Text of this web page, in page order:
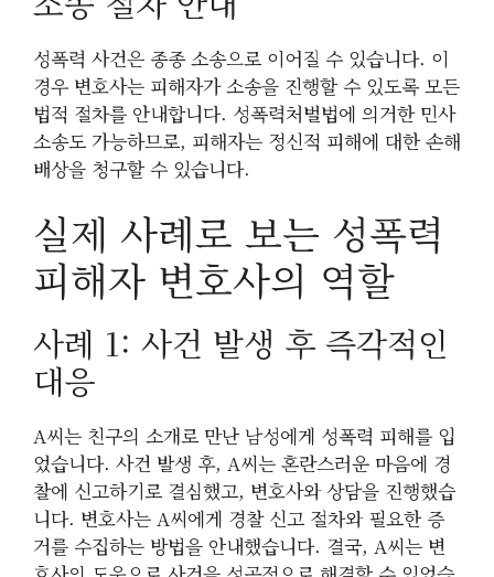
성폭력 사건은 종종 소송으로 이어질 수 있습니다. 이
경우 변호사는 피해자가 소송을 진행할 수 있도록 모든
법적 절차를 안내합니다. 성폭력처벌법에 의거한 민사
소송도 가능하므로, 피해자는 정신적 피해에 대한 손해
배상을 청구할 수 있습니다.
실제 사례로 보는 성폭력
피해자 변호사의 역할
사례 1: 사건 발생 후 즉각적인
대응
A씨는 친구의 소개로 만난 남성에게 성폭력 피해를 입
었습니다. 사건 발생 후, A씨는 혼란스러운 마음에 경
찰에 신고하기로 결심했고, 변호사와 상담을 진행했습
니다. 변호사는 A씨에게 경찰 신고 절차와 필요한 증
거를 수집하는 방법을 안내했습니다. 결국, A씨는 변